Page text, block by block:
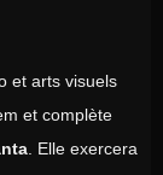
et arts visuels
et complète
. Elle exercera